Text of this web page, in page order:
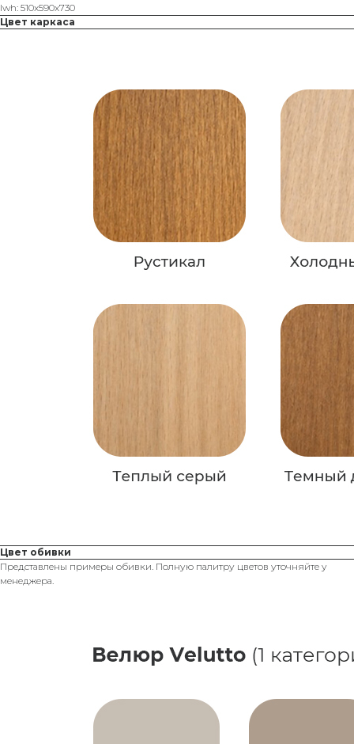
lwh: 510x590x730
Цвет каркаса
Цвет обивки
Представлены примеры обивки. Полную палитру цветов уточняйте у
менеджера.